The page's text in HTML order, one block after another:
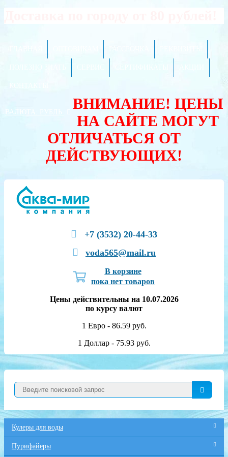
ВАЛЮТА:
ВНИМАНИЕ! ЦЕНЫ
НА САЙТЕ МОГУТ
ОТЛИЧАТЬСЯ ОТ
ДЕЙСТВУЮЩИХ!
+7 (3532) 20-44-33
voda565@mail.ru
В корзине
пока нет товаров
Цены действительны на 10.07.2026
по курсу валют
1 Евро - 86.59 руб.
1 Доллар - 75.93 руб.
Кулеры для воды
Пурифайеры